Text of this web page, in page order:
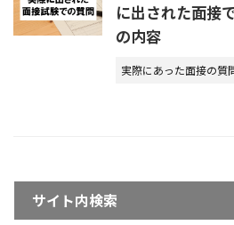
に出された面接
の内容
実際にあった面接の質
サイト内検索